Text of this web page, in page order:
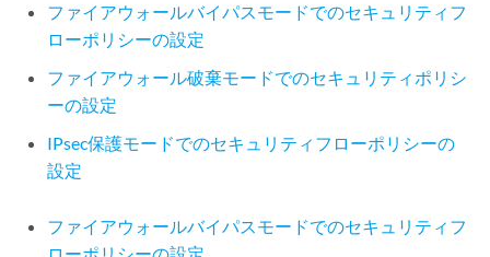
ファイアウォールバイパスモードでのセキュリティフ
ローポリシーの設定
ファイアウォール破棄モードでのセキュリティポリシ
ーの設定
IPsec保護モードでのセキュリティフローポリシーの
設定
ファイアウォールバイパスモードでのセキュリティフ